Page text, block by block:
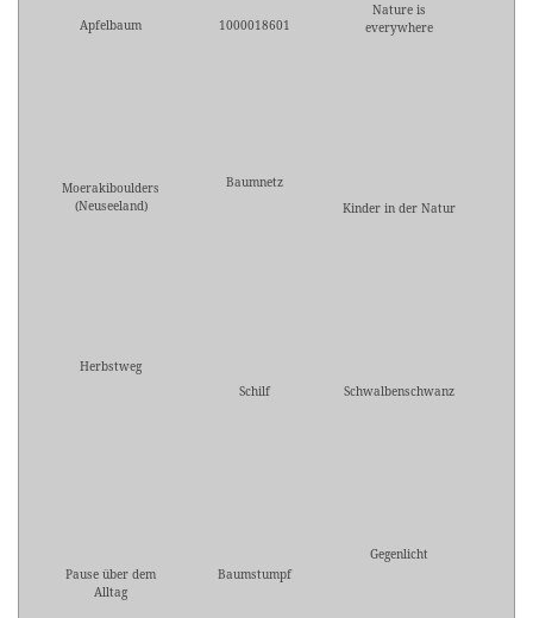
Apfelbaum 1000018601
Nature is
everywhere
Moerakiboulders
(Neuseeland)
Baumnetz
Kinder in der Natur
Herbstweg
Schilf
Schwalbenschwanz
Pause über dem
Alltag
Baumstumpf
Gegenlicht